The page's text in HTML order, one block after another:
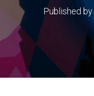
Published by